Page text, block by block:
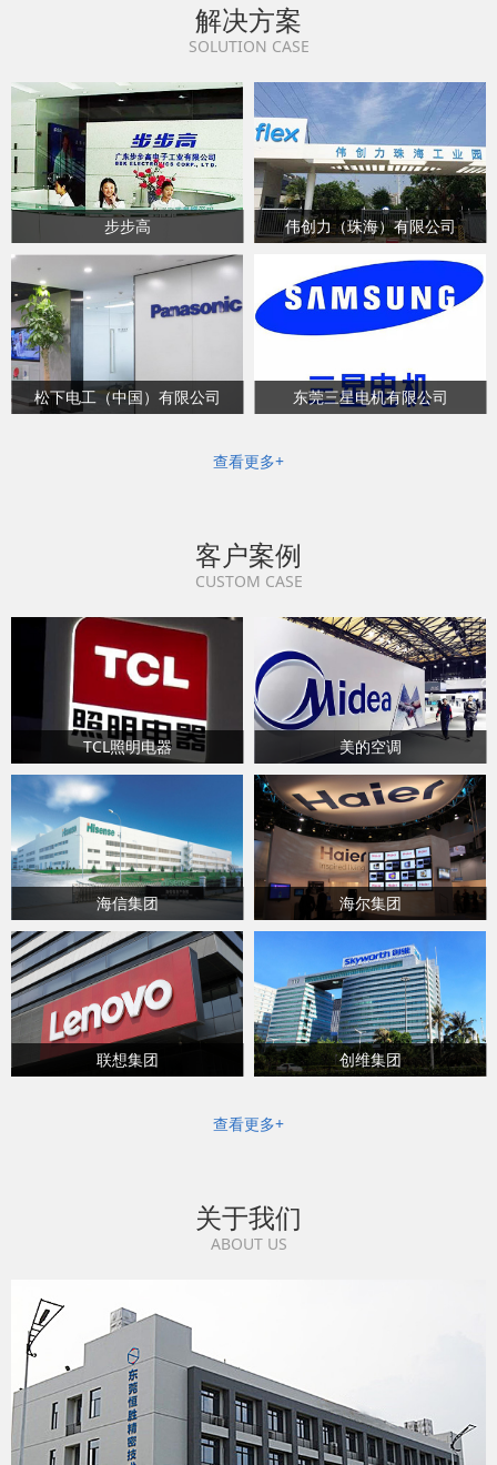
解决方案
SOLUTION CASE
步步高 伟创力（珠海）有限公司
松下电工（中国）有限公司 东莞三星电机有限公司
查看更多+
客户案例
CUSTOM CASE
TCL照明电器 美的空调
海信集团 海尔集团
联想集团 创维集团
查看更多+
关于我们
ABOUT US